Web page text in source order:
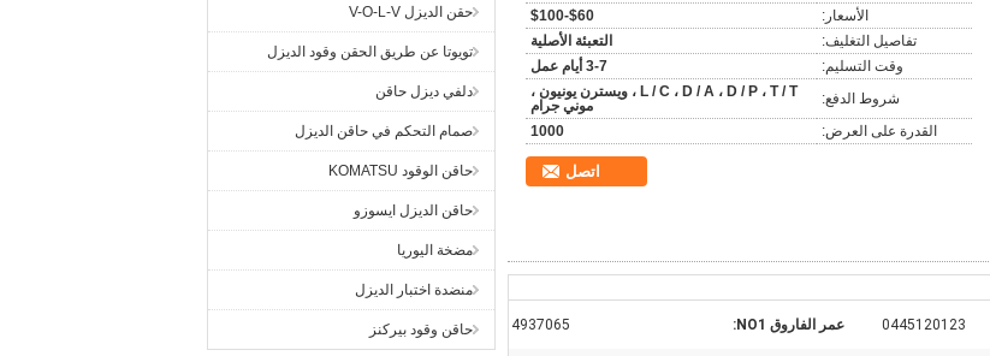
حقن الديزل V-O-L-V
تويوتا عن طريق الحقن وقود الديزل
دلفي ديزل حاقن
صمام التحكم في حاقن الديزل
حاقن الوقود KOMATSU
حاقن الديزل ايسوزو
مضخة اليوريا
منضدة اختبار الديزل
حاقن وقود بيركنز
الأسعار:
$60-$100
تفاصيل التغليف:
التعبئة الأصلية
وقت التسليم:
3-7 أيام عمل
شروط الدفع:
L / C ، D / A ، D / P ، T / T ، ويسترن يونيون ،
موني جرام
القدرة على العرض:
1000
اتصل
0445120123 عمر الفاروق NO1: 4937065